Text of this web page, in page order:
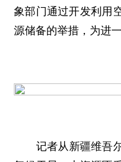
象部门通过开发利用
源储备的举措，为进
记者从新疆维吾尔